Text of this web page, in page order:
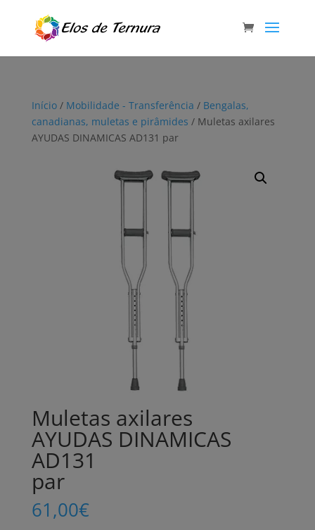
Início/ Mobilidade - Transferência / Bengalas,
canadianas, muletas e pirâmides / Muletas axilares
AYUDAS DINAMICAS AD131 par
Muletas axilares
AYUDAS DINAMICAS
AD131
par
61,00€